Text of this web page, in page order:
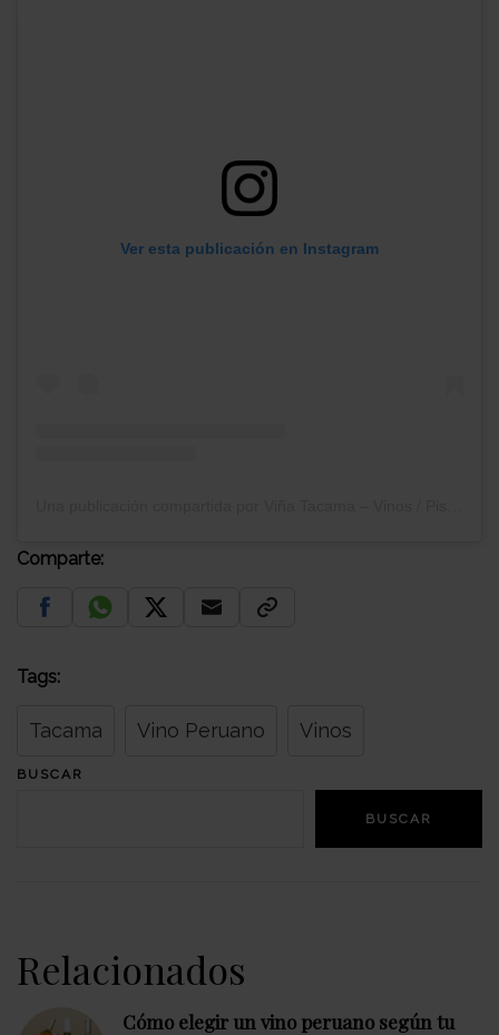
Ver esta publicación en Instagram
Comparte:
Tags:
Tacama Vino Peruano Vinos
BUSCAR
BUSCAR
Relacionados
Cómo elegir un vino peruano según tu